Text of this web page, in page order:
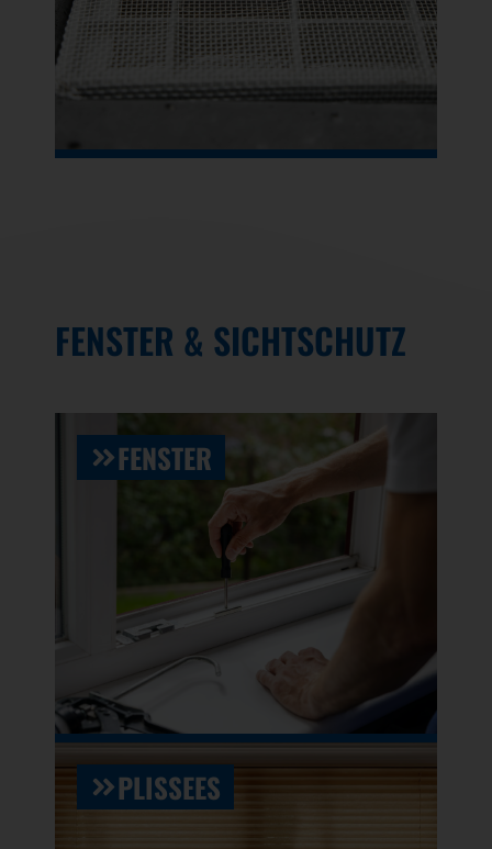
FENSTER & SICHTSCHUTZ
FENSTER
PLISSEES